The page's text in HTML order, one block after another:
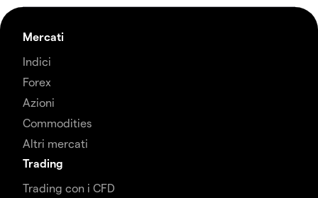
Mercati
Indici
Forex
Azioni
Commodities
Altri mercati
Trading
Trading con i CFD